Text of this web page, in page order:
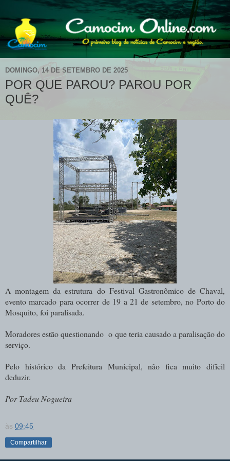
DOMINGO, 14 DE SETEMBRO DE 2025
POR QUE PAROU? PAROU POR
QUÊ?
A montagem da estrutura do Festival Gastronômico de Chaval,
evento marcado para ocorrer de 19 a 21 de setembro, no Porto do
Mosquito, foi paralisada.
Moradores estão questionando o que teria causado a paralisação do
serviço.
Pelo histórico da Prefeitura Municipal, não fica muito difícil
deduzir.
Por Tadeu Nogueira
às 09:45
Compartilhar